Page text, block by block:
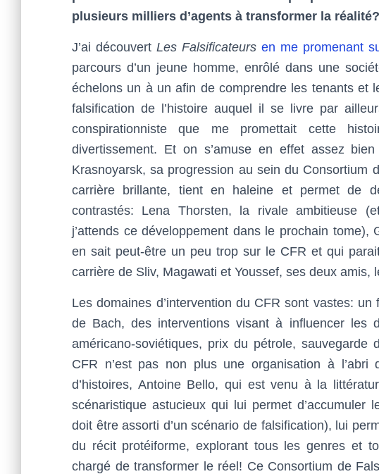
plusieurs milliers d’agents à transformer la réalité?
J’ai découvert Les Falsificateurs en me promenant
parcours d’un jeune homme, enrôlé dans une
échelons un à un afin de comprendre les tenants et
falsification de l’histoire auquel il se livre par
conspirationniste que me promettait cette
divertissement. Et on s’amuse en effet assez
Krasnoyarsk, sa progression au sein du Consortium
carrière brillante, tient en haleine et permet de
contrastés: Lena Thorsten, la rivale ambitieuse
j’attends ce développement dans le prochain
en sait peut-être un peu trop sur le CFR et qui
carrière de Sliv, Magawati et Youssef, ses deux amis,
Les domaines d’intervention du CFR sont vastes:
de Bach, des interventions visant à influencer les
américano-soviétiques, prix du pétrole,
CFR n’est pas non plus une organisation à l’abri
d’histoires, Antoine Bello, qui est venu à la
scénaristique astucieux qui lui permet d’accumuler
doit être assorti d’un scénario de falsification), lui
du récit protéiforme, explorant tous les genres et
chargé de transformer le réel! Ce Consortium de